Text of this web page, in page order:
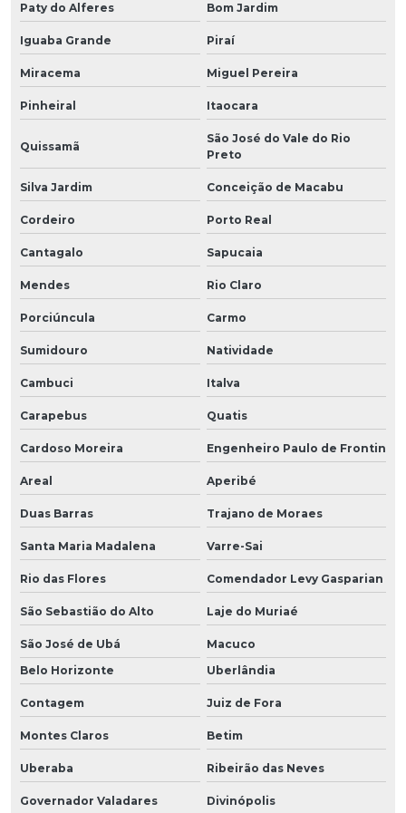
Paty do Alferes Bom Jardim
Iguaba Grande Piraí
Miracema Miguel Pereira
Pinheiral Itaocara
Quissamã
São José do Vale do Rio
Preto
Silva Jardim Conceição de Macabu
Cordeiro Porto Real
Cantagalo Sapucaia
Mendes Rio Claro
Porciúncula Carmo
Sumidouro Natividade
Cambuci Italva
Carapebus Quatis
Cardoso Moreira Engenheiro Paulo de Frontin
Areal Aperibé
Duas Barras Trajano de Moraes
Santa Maria Madalena Varre-Sai
Rio das Flores Comendador Levy Gasparian
São Sebastião do Alto Laje do Muriaé
São José de Ubá
Macuco
Belo Horizonte
Uberlândia
Contagem Juiz de Fora
Montes Claros Betim
Uberaba Ribeirão das Neves
Governador Valadares Divinópolis